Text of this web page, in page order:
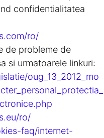
confidentialitatea
ro/
de probleme de
si urmatoarele linkuri:
oug_13_2012_mo
ro/
faq/internet-